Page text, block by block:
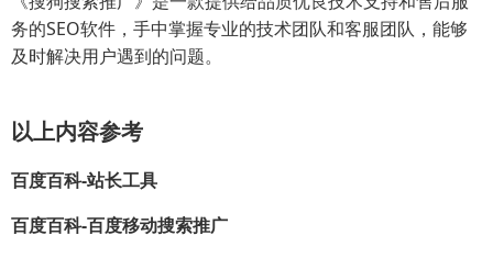
务的SEO软件，手中掌握专业的技术团队和客服团队，能够
及时解决用户遇到的问题。
以上内容参考
百度百科-站长工具
百度百科-百度移动搜索推广